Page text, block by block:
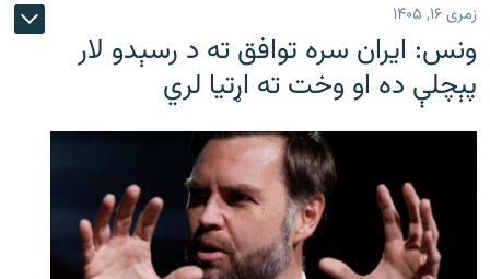
زمری ۱۶, ۱۴۰۵
ونس: ایران سره توافق ته د رسېدو لار
پېچلې ده او وخت ته اړتیا لري